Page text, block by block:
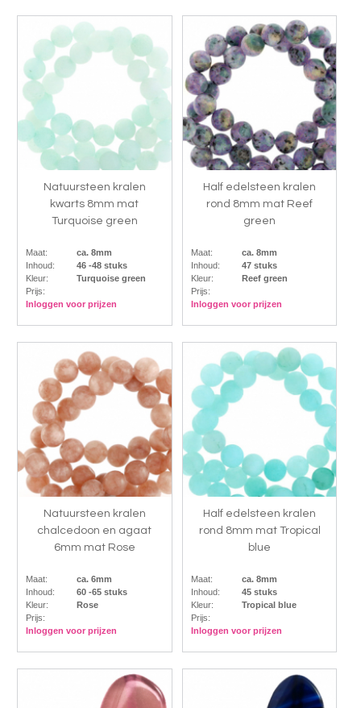
Natuursteen kralen
kwarts 8mm mat
Turquoise green
Maat:
ca. 8mm
Inhoud:
46 -48 stuks
Kleur:
Turquoise green
Prijs:
Inloggen voor prijzen
Half edelsteen kralen
rond 8mm mat Reef
green
Maat:
ca. 8mm
Inhoud:
47 stuks
Kleur:
Reef green
Prijs:
Inloggen voor prijzen
Natuursteen kralen
chalcedoon en agaat
6mm mat Rose
Maat:
ca. 6mm
Inhoud:
60 -65 stuks
Kleur:
Rose
Prijs:
Inloggen voor prijzen
Half edelsteen kralen
rond 8mm mat Tropical
blue
Maat:
ca. 8mm
Inhoud:
45 stuks
Kleur:
Tropical blue
Prijs:
Inloggen voor prijzen